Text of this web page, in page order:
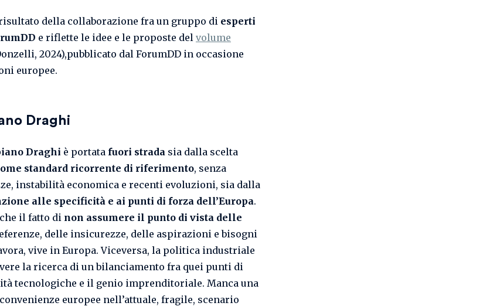
della collaborazione fra un gruppo di esperti
e riflette le idee e le proposte del volume
2024),pubblicato dal ForumDD in occasione
europee.
Draghi
Draghi è portata fuori strada sia dalla scelta
standard ricorrente di riferimento, senza
instabilità economica e recenti evoluzioni, sia dalla
alle specificità e ai punti di forza dell’Europa.
il fatto di non assumere il punto di vista delle
delle insicurezze, delle aspirazioni e bisogni
vive in Europa. Viceversa, la politica industriale
la ricerca di un bilanciamento fra quei punti di
tecnologiche e il genio imprenditoriale. Manca una
europee nell’attuale, fragile, scenario